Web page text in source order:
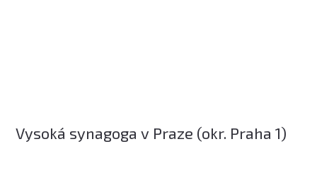
Vysoká synagoga v Praze (okr. Praha 1)